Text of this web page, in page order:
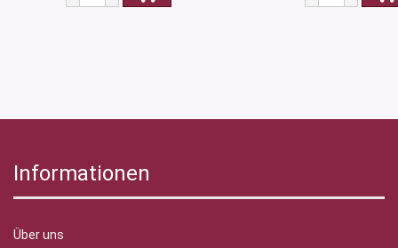
Informationen
Über uns